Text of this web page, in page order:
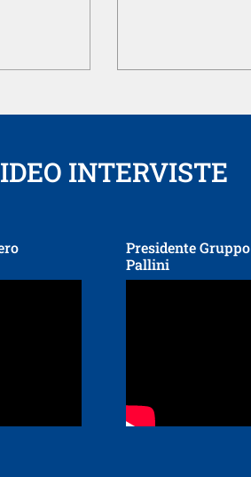
INTERVISTE
Presidente
Pallini